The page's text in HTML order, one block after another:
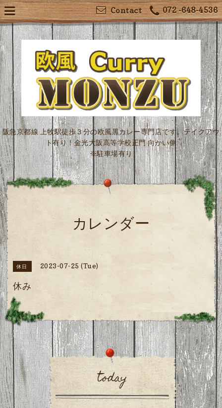
072 -648-4536
Contact
阪急京都線 上牧駅徒歩３分の欧風黒カレー専門店です。テイクアウ
ト有り！金光大阪高等学校正門 向かい側
※駐車場有り
カレンダー
休日 2023-07-25 (Tue)
休み
today